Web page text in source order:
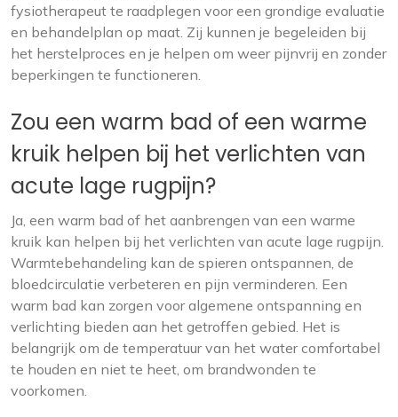
fysiotherapeut te raadplegen voor een grondige evaluatie
en behandelplan op maat. Zij kunnen je begeleiden bij
het herstelproces en je helpen om weer pijnvrij en zonder
beperkingen te functioneren.
Zou een warm bad of een warme
kruik helpen bij het verlichten van
acute lage rugpijn?
Ja, een warm bad of het aanbrengen van een warme
kruik kan helpen bij het verlichten van acute lage rugpijn.
Warmtebehandeling kan de spieren ontspannen, de
bloedcirculatie verbeteren en pijn verminderen. Een
warm bad kan zorgen voor algemene ontspanning en
verlichting bieden aan het getroffen gebied. Het is
belangrijk om de temperatuur van het water comfortabel
te houden en niet te heet, om brandwonden te
voorkomen.